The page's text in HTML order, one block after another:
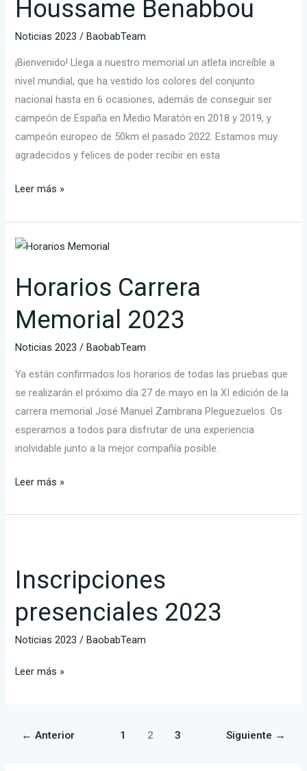
Houssame Benabbou
Noticias 2023 /BaobabTeam
¡Bienvenido! Llega a nuestro memorial un atleta increíble a
nivel mundial, que ha vestido los colores del conjunto
nacional hasta en 6 ocasiones, además de conseguir ser
campeón de España en Medio Maratón en 2018 y 2019, y
campeón europeo de 50km el pasado 2022. Estamos muy
agradecidos y felices de poder recibir en esta
Leer más »
Horarios Carrera
Memorial 2023
Noticias 2023 / BaobabTeam
Ya están confirmados los horarios de todas las pruebas que
se realizarán el próximo día 27 de mayo en la XI edición de la
carrera memorial José Manuel Zambrana Pleguezuelos. Os
esperamos a todos para disfrutar de una experiencia
inolvidable junto a la mejor compañía posible.
Horarios
Memorial
Leer más »
Inscripciones
presenciales 2023
Noticias 2023 / BaobabTeam
2023
Leer más »
← Anterior 1 2 3 Siguiente →